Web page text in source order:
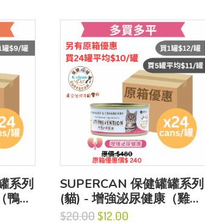
系列
鴨肉
SUPERCAN 保健罐罐系列
(貓) - 增強泌尿健康（雞肉
盛宴+蔓越莓)
$20.00 $12.00